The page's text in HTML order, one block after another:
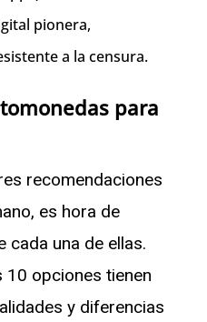
pionera,
a la censura.
para
recomendaciones
es hora de
cada una de ellas.
10 opciones tienen
y diferencias